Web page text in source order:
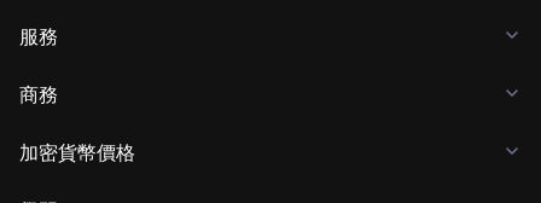
服務
商務
加密貨幣價格